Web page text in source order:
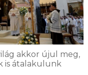
akkor újul meg,
is átalakulunk